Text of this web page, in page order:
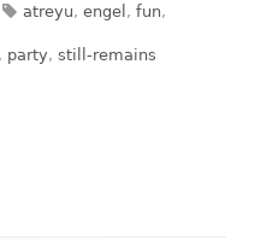
Schlagwörter
atreyu, engel , fun,
, party, still-remains
Music Hall am 25.11.2007